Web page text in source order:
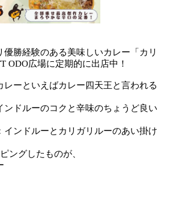
勝経験のある美味しいカレー「カリ
ODO広場に定期的に出店中！
レーといえばカレー四天王と言われる
ドルーのコクと辛味のちょうど良い
ンドルーとカリガリルーのあい掛け
グしたものが、